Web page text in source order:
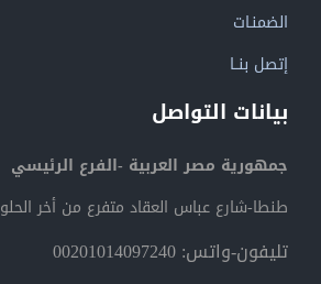
الضمنـات
إتصل بنــا
بيانات التواصل
جمهورية مصر العربية -الفرع الرئيسي
طنطا-شارع عباس العقاد متفرع من أخر الحلو
تليفون-واتس: 00201014097240